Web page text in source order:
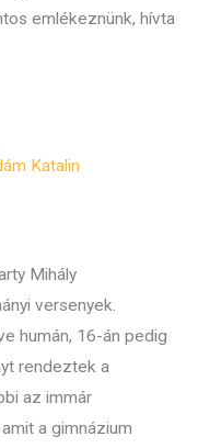
emlékeznünk, hívta
Katalin
Mihály
versenyek.
humán, 16-án pedig
rendeztek a
az immár
a gimnázium